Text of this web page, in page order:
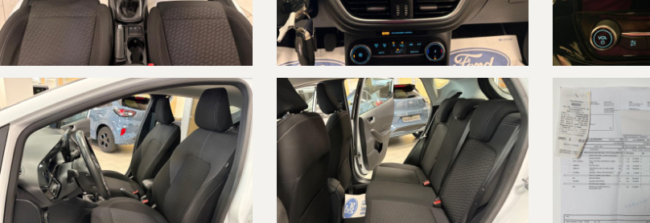
-RADIO TOUCH SCREEN
-VIVAVOCE BLUETOOTH
-PRESE USB
-COMANDI VOCALI
-APPLE CAR PLAY
PER PRENDERE VISIONE DEL VEICOLO IN MODO ANCORA PIU' ACCURATO POSSIAMO MANDARE UN VIDEO TRAMITE
LA VETTURA E' VISIBILE PRESSO LA NOSTRA CONCESSIONARIA FORD UNICAR SPA DI ALESSANDRIA, IN VIA DELL'
PER QUALSIASI INFORMAZIONE TELEFONARE AI NUMERI:
0131 1978712